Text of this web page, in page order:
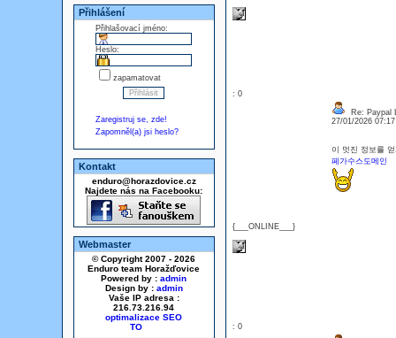
Přihlášení
Přihlašovací jméno:
Heslo:
zapamatovat
Zaregistruj se, zde!
Zapomněl(a) jsi heslo?
Kontakt
enduro@horazdovice.cz
Najdete nás na Facebooku:
Webmaster
© Copyright 2007 - 2026
Enduro team Horažďovice
Powered by : admin
Design by : admin
Vaše IP adresa :
216.73.216.94
optimalizace SEO
: 0
{___ONLINE___}
Re: Paypal
27/01/2026
이 멋진 정보를
페가수스도메인
: 0